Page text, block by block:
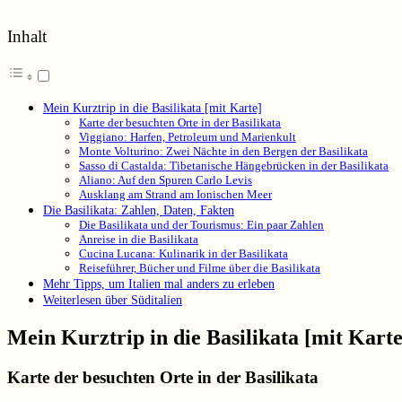
Inhalt
Mein Kurztrip in die Basilikata [mit Karte]
Karte der besuchten Orte in der Basilikata
Viggiano: Harfen, Petroleum und Marienkult
Monte Volturino: Zwei Nächte in den Bergen der Basilikata
Sasso di Castalda: Tibetanische Hängebrücken in der Basilikata
Aliano: Auf den Spuren Carlo Levis
Ausklang am Strand am Ionischen Meer
Die Basilikata: Zahlen, Daten, Fakten
Die Basilikata und der Tourismus: Ein paar Zahlen
Anreise in die Basilikata
Cucina Lucana: Kulinarik in der Basilikata
Reiseführer, Bücher und Filme über die Basilikata
Mehr Tipps, um Italien mal anders zu erleben
Weiterlesen über Süditalien
Mein Kurztrip in die Basilikata [mit
Karte der besuchten Orte in der Basilikata